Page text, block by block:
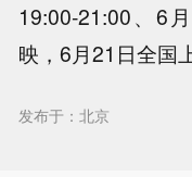
19:00-21:00、6
映，6月21日全国
发布于：北京